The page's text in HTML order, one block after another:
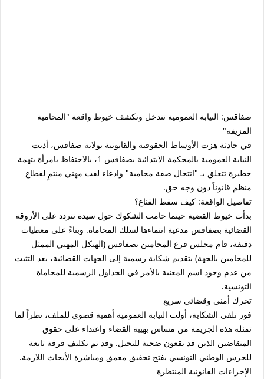
صفاقس: النيابة العمومية تتدخل وتكشف خيوط واقعة "المحامية
المزيفة"
في حادثة هزت الأوساط الحقوقية والقانونية بولاية صفاقس، أذنت
النيابة العمومية بالمحكمة الابتدائية بصفاقس 1، بالاحتفاظ بامرأة بتهمة
خطيرة تتعلق بـ "انتحال صفة محامية" وادعاء لقب مهني منتمٍ لقطاع
منظم قانوناً دون وجه حق.
تفاصيل الواقعة: كيف سقط القناع؟
بدأت خيوط القضية حينما حامت الشكوك حول سيدة تتردد على الأروقة
القضائية بصفاقس مدعية انتماءها لسلك المحاماة. وبناءً على معطيات
دقيقة، قام مجلس فرع المحامين بصفاقس (الهيكل المهني الممثل
للمحامين بالجهة) بتقديم شكاية رسمية إلى الجهات القضائية، بعد التثبت
من عدم وجود اسم المعنية بالأمر في الجداول الرسمية للمحاماة
التونسية.
تحرك أمني وقضائي سريع
فور تلقي الشكاية، أولت النيابة العمومية أهمية قصوى للملف، نظراً لما
تمثله هذه الجريمة من مساس بهيبة القضاء واعتداء على حقوق
المتقاضين الذين قد يقعون ضحية للتحيل. وقد تم تكليف فرقة تابعة
للحرس الوطني التونسي بفتح تحقيق معمق ومباشرة الأبحاث اللازمة.
الإجراءات القانونية المنتظرة